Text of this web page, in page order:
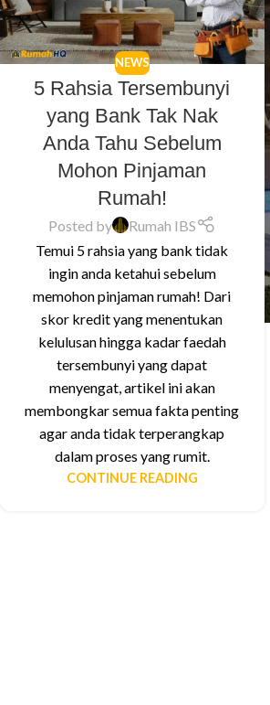
NEWS
5 Rahsia Tersembunyi
yang Bank Tak Nak
Anda Tahu Sebelum
Mohon Pinjaman
Rumah!
Posted by
Rumah IBS
Temui 5 rahsia yang bank tidak
ingin anda ketahui sebelum
memohon pinjaman rumah! Dari
skor kredit yang menentukan
kelulusan hingga kadar faedah
tersembunyi yang dapat
menyengat, artikel ini akan
membongkar semua fakta penting
agar anda tidak terperangkap
dalam proses yang rumit.
CONTINUE READING